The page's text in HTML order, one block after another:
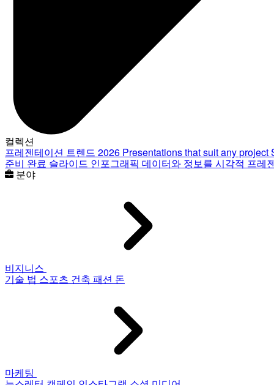
컬렉션
프레젠테이션 트렌드 2026 Presentations that suit any project
준비 완료 슬라이드 인포그래픽 데이터와 정보를 시각적 프레
분야
비지니스
기술 법 스포츠 건축 패션 돈
마케팅